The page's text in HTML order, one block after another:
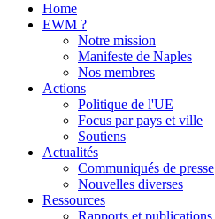
Home
EWM ?
Notre mission
Manifeste de Naples
Nos membres
Actions
Politique de l'UE
Focus par pays et ville
Soutiens
Actualités
Communiqués de presse
Nouvelles diverses
Ressources
Rapports et publications